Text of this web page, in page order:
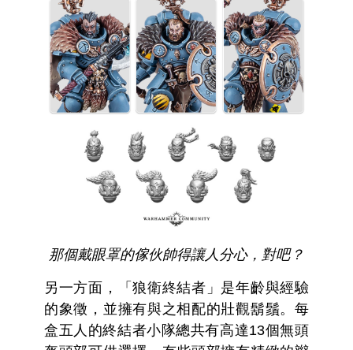
那個戴眼罩的傢伙帥得讓人分心，對吧？
另一方面，「狼衛終結者」是年齡與經驗
的象徵，並擁有與之相配的壯觀鬍鬚。每
盒五人的終結者小隊總共有高達13個無頭